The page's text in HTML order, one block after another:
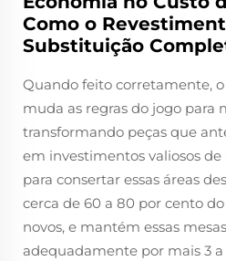
Como o
Substituição
Quando feito corretamente,
muda as regras do jogo para
transformando peças que
em investimentos valiosos de
para consertar essas áreas
cerca de 60 a 80 por cento
novos, e mantém essas
adequadamente por mais 3